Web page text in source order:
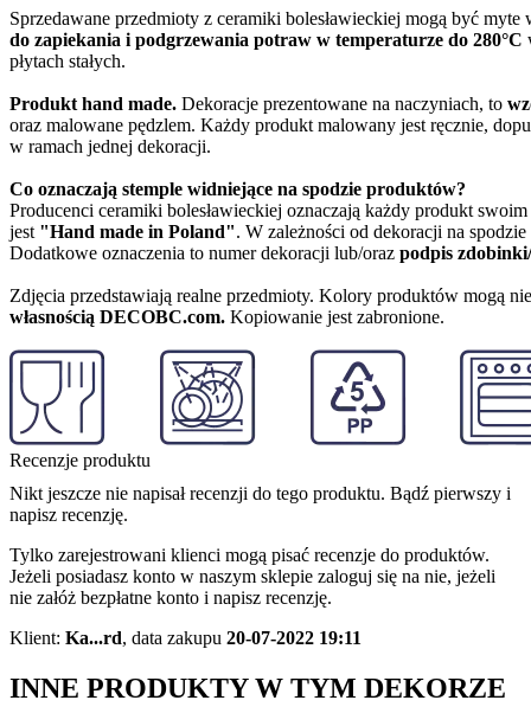
Sprzedawane przedmioty z ceramiki bolesławieckiej mogą być
do zapiekania i podgrzewania potraw w temperaturze do 280°C
płytach stałych.
Produkt hand made. Dekoracje prezentowane na naczyniach, to
oraz malowane pędzlem. Każdy produkt malowany jest ręcznie,
w ramach jednej dekoracji.
Co oznaczają stemple widniejące na spodzie produktów?
Producenci ceramiki bolesławieckiej oznaczają każdy produkt swoim
jest "Hand made in Poland". W zależności od dekoracji na
Dodatkowe oznaczenia to numer dekoracji lub/oraz podpis
Zdjęcia przedstawiają realne przedmioty. Kolory produktów mogą
własnością DECOBC.com. Kopiowanie jest zabronione.
Recenzje produktu
Nikt jeszcze nie napisał recenzji do tego produktu. Bądź pierwszy i
napisz recenzję.
Tylko zarejestrowani klienci mogą pisać recenzje do produktów.
Jeżeli posiadasz konto w naszym sklepie zaloguj się na nie, jeżeli
nie załóż bezpłatne konto i napisz recenzję.
Klient: Ka...rd, data zakupu 20-07-2022 19:11
INNE PRODUKTY W TYM DEKORZE